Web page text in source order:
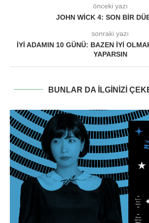
önceki yazı
JOHN WICK 4: SON BIR
sonraki yazı
İYI ADAMIN 10 GÜNÜ: BAZEN İYI
YAPARSIN
BUNLAR DA ILGINIZI